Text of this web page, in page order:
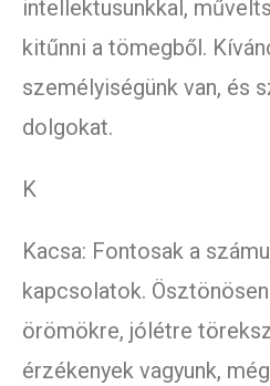
intellektusunkkal,
kitűnni a tömegből.
személyiségünk van, és
dolgokat.
K
Kacsa: Fontosak a
kapcsolatok.
örömökre, jólétre
érzékenyek vagyunk,